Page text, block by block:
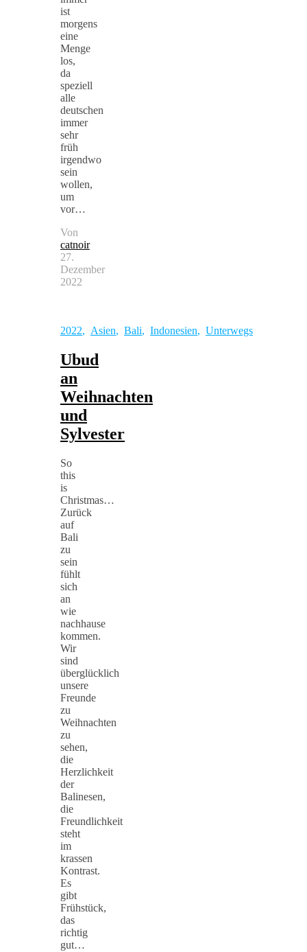
ist
morgens
eine
Menge
los,
da
speziell
alle
deutschen
immer
sehr
früh
irgendwo
sein
wollen,
um
vor…
Von
catnoir
27.
Dezember
2022
2022, Asien, Bali, Indonesien, Unterwegs
Ubud
an
Weihnachten
und
Sylvester
So
this
is
Christmas…
Zurück
auf
Bali
zu
sein
fühlt
sich
an
wie
nachhause
kommen.
Wir
sind
überglücklich
unsere
Freunde
zu
Weihnachten
zu
sehen,
die
Herzlichkeit
der
Balinesen,
die
Freundlichkeit
steht
im
krassen
Kontrast.
Es
gibt
Frühstück,
das
richtig
gut…